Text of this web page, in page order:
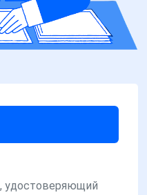
удостоверяющий